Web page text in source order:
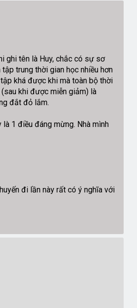
ghi tên là Huy, chắc có sự sơ
trung thời gian học nhiều hơn
khá được khi mà toàn bộ thời
khi được miễn giảm) là
đắt đỏ lắm.
1 điều đáng mừng. Nhà mình
đi lần này rất có ý nghĩa với